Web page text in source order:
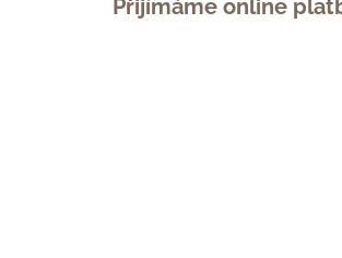
Přijímáme online